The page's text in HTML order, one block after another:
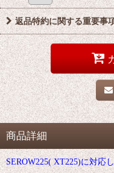
返品特約に関する重要事
商品詳細
SEROW225( XT225)に対応